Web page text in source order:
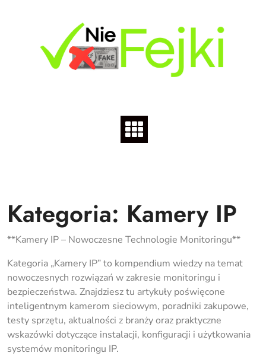
Kategoria: Kamery IP
**Kamery IP – Nowoczesne Technologie Monitoringu**
Kategoria „Kamery IP” to kompendium wiedzy na temat
nowoczesnych rozwiązań w zakresie monitoringu i
bezpieczeństwa. Znajdziesz tu artykuły poświęcone
inteligentnym kamerom sieciowym, poradniki zakupowe,
testy sprzętu, aktualności z branży oraz praktyczne
wskazówki dotyczące instalacji, konfiguracji i użytkowania
systemów monitoringu IP.